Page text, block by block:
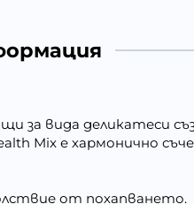
вида деликатеси
Mix е хармонично
от похапването.